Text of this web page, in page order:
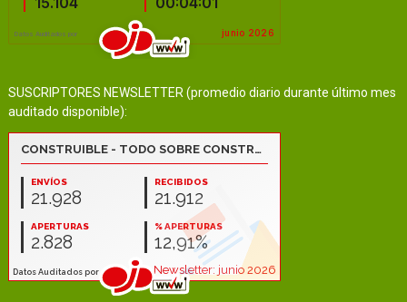
SUSCRIPTORES NEWSLETTER (promedio diario durante último mes
auditado disponible):